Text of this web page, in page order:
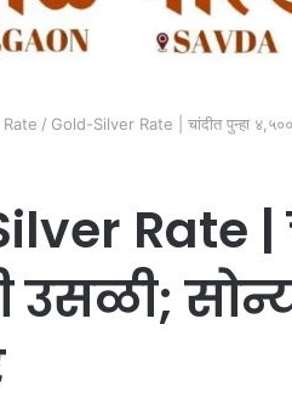
/ Gold-Silver Rate | चांदीत पुन्हा ४,५००
Rate |